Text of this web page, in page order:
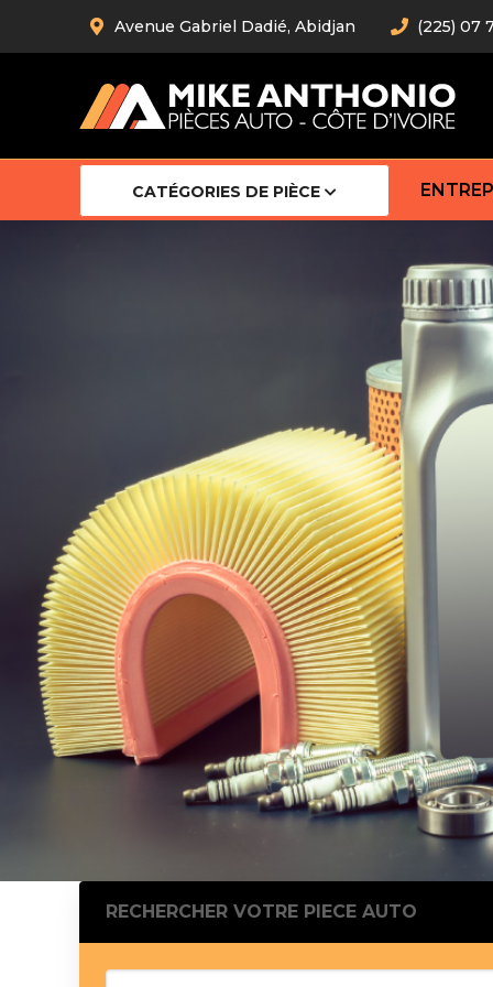
Avenue Gabriel Dadié, Abidjan (225) 07
CATÉGORIES DE PIÈCE
Barre
Barre
Robot
Bras
Cardan
Pistons
Feu
Bague
Bague
Calle
Chaine
RECHERCHER VOTRE PIECE AUTO